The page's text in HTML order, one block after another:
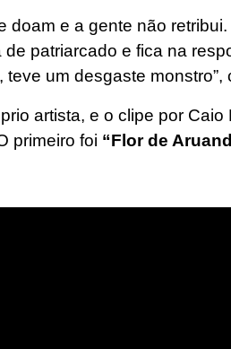
doam e a gente não
patriarcado e fica na
um desgaste
artista, e o clipe por
primeiro foi “Flor de